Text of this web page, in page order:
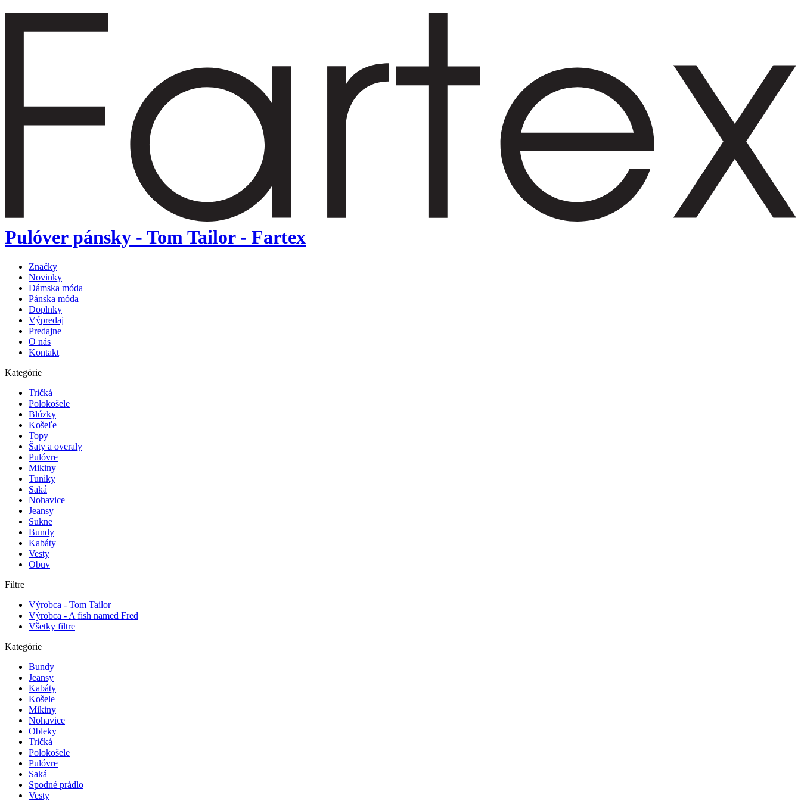
Pulóver pánsky - Tom Tailor - Fartex
Značky
Novinky
Dámska móda
Pánska móda
Doplnky
Výpredaj
Predajne
O nás
Kontakt
Kategórie
Tričká
Polokošele
Blúzky
Košeľe
Topy
Šaty a overaly
Pulóvre
Mikiny
Tuniky
Saká
Nohavice
Jeansy
Sukne
Bundy
Kabáty
Vesty
Obuv
Filtre
Výrobca - Tom Tailor
Výrobca - A fish named Fred
Všetky filtre
Kategórie
Bundy
Jeansy
Kabáty
Košele
Mikiny
Nohavice
Obleky
Tričká
Polokošele
Pulóvre
Saká
Spodné prádlo
Vesty